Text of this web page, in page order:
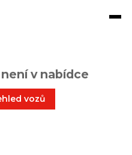
v nabídce
vozů